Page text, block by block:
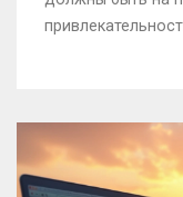
пространства.
различных
гармоничной